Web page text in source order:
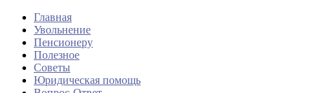
Главная
Увольнение
Пенсионеру
Полезное
Советы
Юридическая помощь